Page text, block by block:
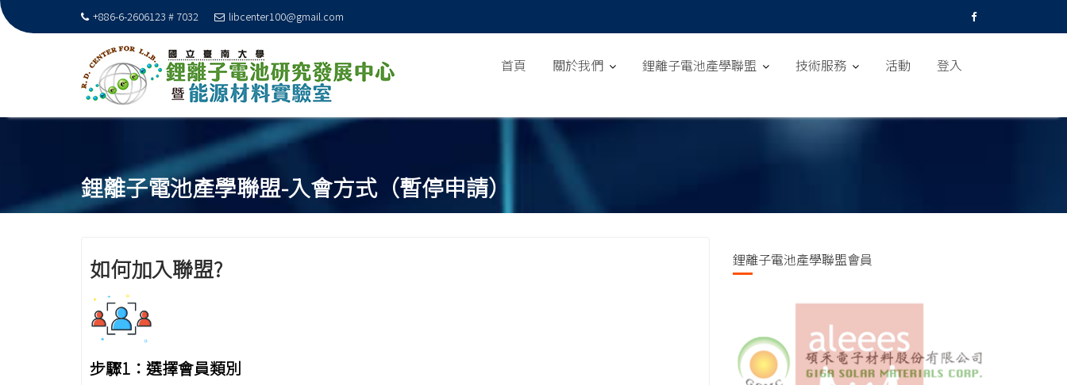
+886-6-2606123 # 7032 libcenter100@gmail.com
首頁 關於我們 鋰離子電池產學聯盟 技術服務 活動 登入
鋰離子電池產學聯盟-入會方式（暫停申請）
如何加入聯盟?
步驟1：選擇會員類別
鋰離子電池產學聯盟會員